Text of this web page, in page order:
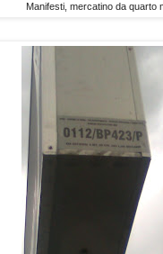
Manifesti, mercatino da quarto